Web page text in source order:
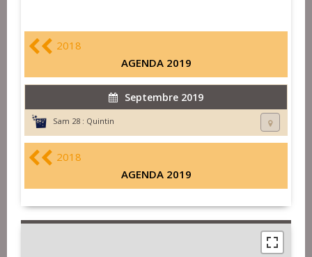
2018
AGENDA 2019
Septembre 2019
Sam 28 : Quintin
2018
AGENDA 2019